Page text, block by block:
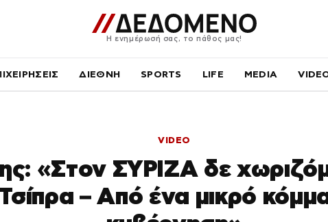
Η ενημέρωσή σας, το πάθος μας!
ΔΙΕΘΝΗ SPORTS LIFE MEDIA
VIDEO
«Στον ΣΥΡΙΖΑ δε
– Από ένα μικρό